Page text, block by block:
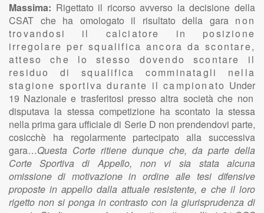
Massima: Rigettato il ricorso avverso la decisione della
CSAT che ha omologato il risultato della gara non
trovandosi il calciatore in posizione
irregolare per squalifica ancora da scontare,
atteso che lo stesso dovendo scontare il
residuo di squalifica comminatagli nella
stagione sportiva durante il campionato Under
19 Nazionale e trasferitosi presso altra società che non
disputava la stessa competizione ha scontato la stessa
nella prima gara ufficiale di Serie D non prendendovi parte,
cosicchè ha regolarmente partecipato alla successiva
gara…Questa Corte ritiene dunque che, da partedella
CorteSportivadiAppello, non vi sia stata alcuna
omissionedi motivazionein ordine alle tesi difensive
propostein appello dalla attuale resistente, e che illoro
rigetto non sipongain contrasto conla giurisprudenzadi